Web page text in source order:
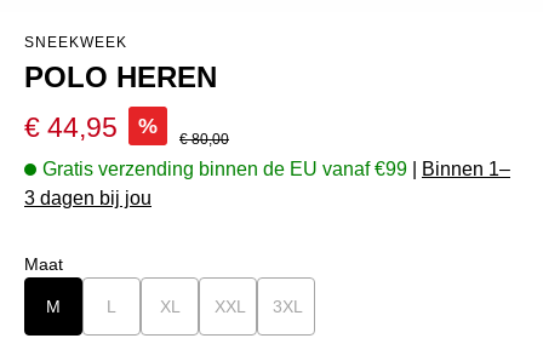
SNEEKWEEK
POLO HEREN
Verkoopprijs:
€ 44,95 % Normale prijs:
€ 80,00
Gratis verzending binnen de EU vanaf €99
Binnen 1–
3 dagen bij jou
Selecteer
Maat
M L (Deze optie is momenteel niet beschikbaar.)
XL (Deze optie is momenteel niet beschikbaar.)
XXL (Deze optie is momenteel niet beschikbaar.)
3XL